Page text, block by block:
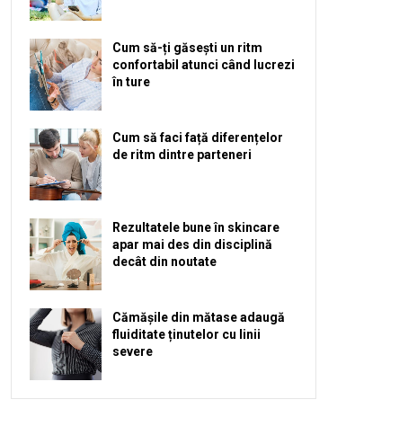
Cum să-ți găsești un ritm
confortabil atunci când lucrezi
în ture
Cum să faci față diferențelor
de ritm dintre parteneri
Rezultatele bune în skincare
apar mai des din disciplină
decât din noutate
Cămășile din mătase adaugă
fluiditate ținutelor cu linii
severe